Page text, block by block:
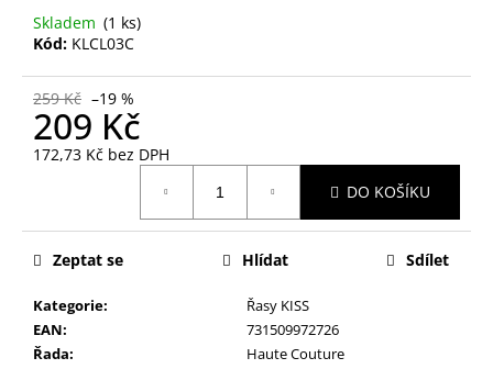
Skladem (1 ks)
Kód: KLCL03C
259 Kč –19 %
209 Kč
172,73 Kč bez DPH
DO KOŠÍKU
Kategorie:
Řasy KISS
EAN:
731509972726
Řada:
Haute Couture
Zeptat se Hlídat Sdílet
u
č
u
e
NALEPOVACÍ
SAMOLEPÍCÍ
WISPY
V0035